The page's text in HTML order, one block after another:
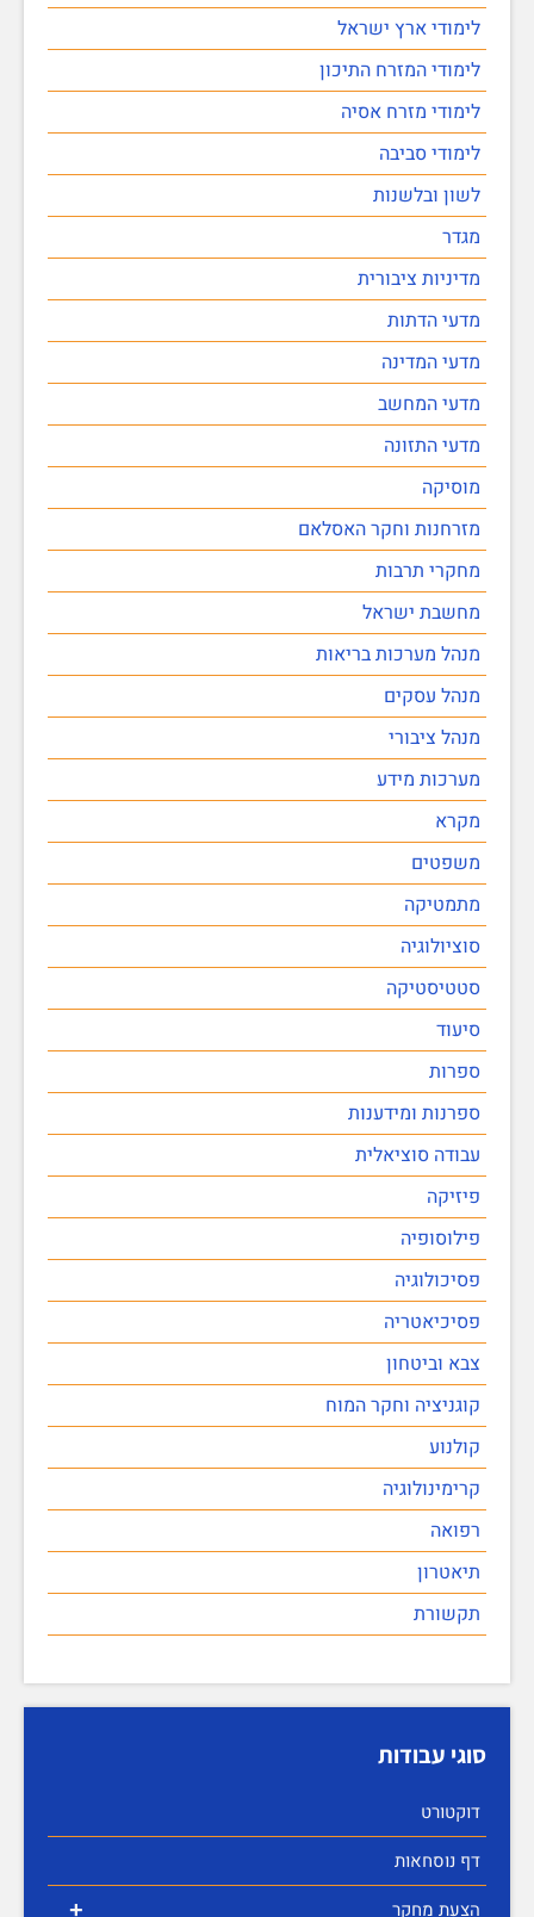
לימודי ארץ ישראל
לימודי המזרח התיכון
לימודי מזרח אסיה
לימודי סביבה
לשון ובלשנות
מגדר
מדיניות ציבורית
מדעי הדתות
מדעי המדינה
מדעי המחשב
מדעי התזונה
מוסיקה
מזרחנות וחקר האסלאם
מחקרי תרבות
מחשבת ישראל
מנהל מערכות בריאות
מנהל עסקים
מנהל ציבורי
מערכות מידע
מקרא
משפטים
מתמטיקה
סוציולוגיה
סטטיסטיקה
סיעוד
ספרות
ספרנות ומידענות
עבודה סוציאלית
פיזיקה
פילוסופיה
פסיכולוגיה
פסיכיאטריה
צבא וביטחון
קוגניציה וחקר המוח
קולנוע
קרימינולוגיה
רפואה
תיאטרון
תקשורת
סוגי עבודות
דוקטורט
דף נוסחאות
+ הצעת מחקר